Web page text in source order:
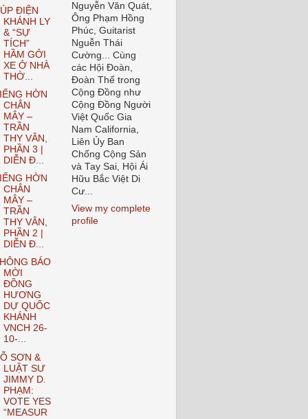
ĐIỆN
KHÁNH LY
& “SỰ
TÍCH”
HẦM GỞI
XE Ở NHÀ
THỜ...
HỜN
CHÂN
MÂY –
TRẦN
THY VÂN,
PHẦN 3 |
DIỄN Đ...
HỜN
CHÂN
MÂY –
TRẦN
THY VÂN,
PHẦN 2 |
DIỄN Đ...
BÁO
MỜI
ĐỒNG
HƯƠNG
DỰ QUỐC
KHÁNH
VNCH 26-
10-...
SƠN &
LUẬT SƯ
JIMMY D.
PHẠM:
VOTE YES
“MEASUR
Nguyễn Văn Quát,
Ông Phạm Hồng
Phúc, Guitarist
Nguễn Thái
Cường... Cùng
các Hội Đoàn,
Đoàn Thể trong
Cộng Đồng như
Cộng Đồng Người
Việt Quốc Gia
Nam California,
Liên Ủy Ban
Chống Cộng Sản
và Tay Sai, Hội Ái
Hữu Bắc Việt Di
Cư...
View my complete
profile